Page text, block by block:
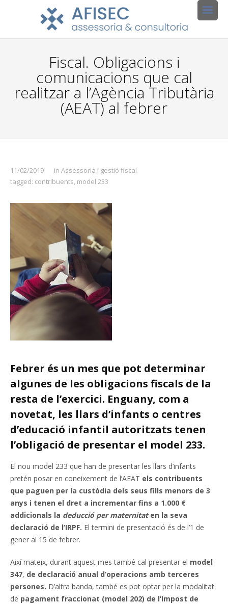
Fiscal. Obligacions i
comunicacions que cal
realitzar a l’Agència Tributària
(AEAT) al febrer
11/02/2019 in Assessoria i gestió fiscal
tagged: contribuents, model 233
Febrer és un mes que pot determinar
algunes de les obligacions fiscals de la
resta de l’exercici. Enguany, com a
novetat, les llars d’infants o centres
d’educació infantil autoritzats tenen
l’obligació de presentar el model 233.
El nou model 233 que han de presentar les llars d’infants
pretén posar en coneixement de l’AEAT els contribuents
que paguen per la custòdia dels seus fills menors de 3
anys i tenen el dret a incrementar fins a 1.000 €
addicionals la deducció per maternitaten la seva
declaració de l’IRPF. El termini de presentació és de l’1 de
gener al 15 de febrer.
Així mateix, durant aquest mes també cal presentar el model
347, de declaració anual d’operacions amb terceres
persones. D’altra banda, també es pot optar per la modalitat
de pagament fraccionat (model 202) de l’Impost de